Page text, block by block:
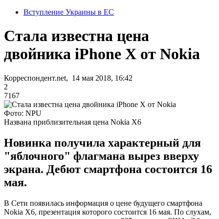
Вступление Украины в ЕС
Стала известна цена
двойника iPhone X от Nokia
Корреспондент.net, 14 мая 2018, 16:42
2
7167
Фото: NPU
Названа приблизительная цена Nokia X6
Новинка получила характерный для
"яблочного" флагмана вырез вверху
экрана. Дебют смартфона состоится 16
мая.
В Сети появилась информация о цене будущего смартфона
Nokia X6, презентация которого состоится 16 мая. По слухам,